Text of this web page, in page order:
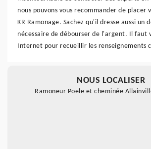
nous pouvons vous recommander de placer
KR Ramonage. Sachez qu'il dresse aussi un
nécessaire de débourser de l'argent. Il faut
Internet pour recueillir les renseignements
NOUS LOCALISER
Ramoneur Poele et cheminée